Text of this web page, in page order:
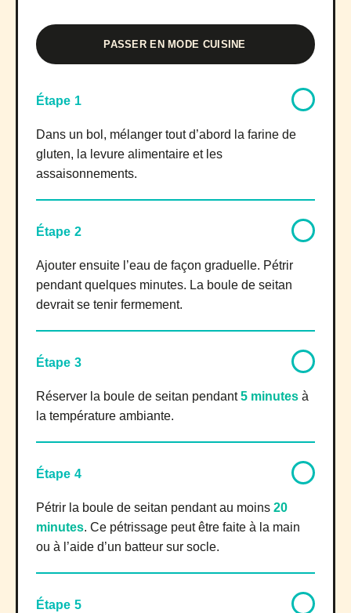
PASSER EN MODE CUISINE
Étape 1
Dans un bol, mélanger tout d’abord la farine de
gluten, la levure alimentaire et les
assaisonnements.
Étape 2
Ajouter ensuite l’eau de façon graduelle. Pétrir
pendant quelques minutes. La boule de seitan
devrait se tenir fermement.
Étape 3
Réserver la boule de seitan pendant5 minutes à
la température ambiante.
Étape 4
Pétrir la boule de seitan pendant au moins 20
minutes. Ce pétrissage peut être faite à la main
ou à l’aide d’un batteur sur socle.
Étape 5